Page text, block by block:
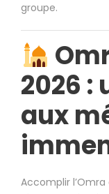
groupe.
2026 :
aux
Accomplir